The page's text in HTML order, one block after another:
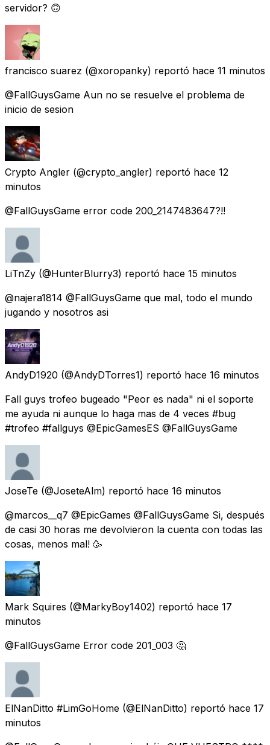
servidor? 🙃
francisco suarez (@xoropanky) reportó hace 11 minutos
@FallGuysGame Aun no se resuelve el problema de
inicio de sesion
Crypto Angler (@crypto_angler) reportó hace 12
minutos
@FallGuysGame error code 200_2147483647?!!
LiTnZy (@HunterBlurry3) reportó hace 15 minutos
@najera1814 @FallGuysGame que mal, todo el mundo
jugando y nosotros asi
AndyD1920 (@AndyDTorres1) reportó hace 16 minutos
Fall guys trofeo bugeado "Peor es nada" ni el soporte
me ayuda ni aunque lo haga mas de 4 veces #bug
#trofeo #fallguys @EpicGamesES @FallGuysGame
JoseTe (@JoseteAlm) reportó hace 16 minutos
@marcos__q7 @EpicGames @FallGuysGame Si, después
de casi 30 horas me devolvieron la cuenta con todas las
cosas, menos mal! 🥳
Mark Squires (@MarkyBoy1402) reportó hace 17
minutos
@FallGuysGame Error code 201_003 🤔
ElNanDitto #LimGoHome (@ElNanDitto) reportó hace 17
minutos